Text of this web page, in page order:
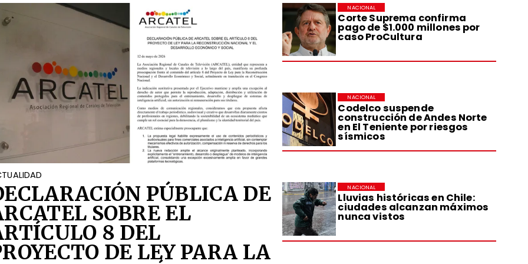
Corte Suprema confirma
pago de $1.000 millones por
caso ProCultura
NACIONAL
Codelco suspende
construcción de Andes Norte
en El Teniente por riesgos
sísmicos
NACIONAL
Lluvias históricas en Chile:
ciudades alcanzan máximos
nunca vistos
NACIONAL
PÚBLICA DE
SOBRE EL
8 DEL
DE LEY PARA LA